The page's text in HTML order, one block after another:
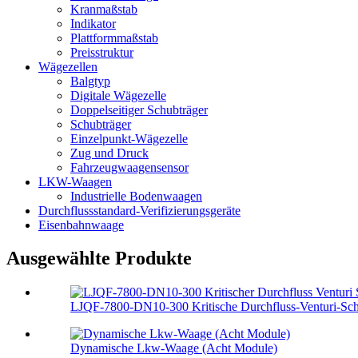
Kranmaßstab
Indikator
Plattformmaßstab
Preisstruktur
Wägezellen
Balgtyp
Digitale Wägezelle
Doppelseitiger Schubträger
Schubträger
Einzelpunkt-Wägezelle
Zug und Druck
Fahrzeugwaagensensor
LKW-Waagen
Industrielle Bodenwaagen
Durchflussstandard-Verifizierungsgeräte
Eisenbahnwaage
Ausgewählte Produkte
LJQF-7800-DN10-300 Kritische Durchfluss-Venturi-
Dynamische Lkw-Waage (Acht Module)